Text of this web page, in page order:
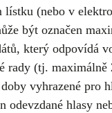
lístku (nebo v
být označen
který odpovídá
rady (tj. maximálně
vyhrazené pro
odevzdané hlasy